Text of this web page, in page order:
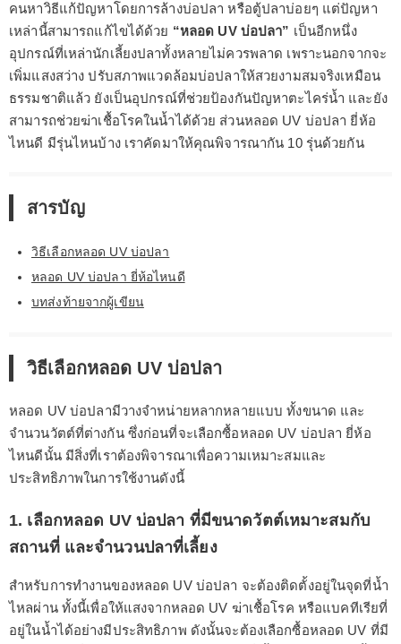
คนหาวิธีแก้ปัญหาโดยการล้างบ่อปลา หรือตู้ปลาบ่อยๆ แต่ปัญหา
เหล่านี้สามารถแก้ไขได้ด้วย “หลอด UV บ่อปลา” เป็นอีกหนึ่ง
อุปกรณ์ที่เหล่านักเลี้ยงปลาทั้งหลายไม่ควรพลาด เพราะนอกจากจะ
เพิ่มแสงสว่าง ปรับสภาพแวดล้อมบ่อปลาให้สวยงามสมจริงเหมือน
ธรรมชาติแล้ว ยังเป็นอุปกรณ์ที่ช่วยป้องกันปัญหาตะไคร่น้ำ และยัง
สามารถช่วยฆ่าเชื้อโรคในน้ำได้ด้วย ส่วนหลอด UV บ่อปลา ยี่ห้อ
ไหนดี มีรุ่นไหนบ้าง เราคัดมาให้คุณพิจารณากัน 10 รุ่นด้วยกัน
สารบัญ
วิธีเลือกหลอด UV บ่อปลา
หลอด UV บ่อปลา ยี่ห้อไหนดี
บทส่งท้ายจากผู้เขียน
วิธีเลือกหลอด UV บ่อปลา
หลอด UV บ่อปลามีวางจำหน่ายหลากหลายแบบ ทั้งขนาด และ
จำนวนวัตต์ที่ต่างกัน ซึ่งก่อนที่จะเลือกซื้อหลอด UV บ่อปลา ยี่ห้อ
ไหนดีนั้น มีสิ่งที่เราต้องพิจารณาเพื่อความเหมาะสมและ
ประสิทธิภาพในการใช้งานดังนี้
1. เลือกหลอด UV บ่อปลา ที่มีขนาดวัตต์เหมาะสมกับ
สถานที่ และจำนวนปลาที่เลี้ยง
สำหรับการทำงานของหลอด UV บ่อปลา จะต้องติดตั้งอยู่ในจุดที่น้ำ
ไหลผ่าน ทั้งนี้เพื่อให้แสงจากหลอด UV ฆ่าเชื้อโรค หรือแบคทีเรียที่
อยู่ในน้ำได้อย่างมีประสิทธิภาพ ดังนั้นจะต้องเลือกซื้อหลอด UV ที่มี